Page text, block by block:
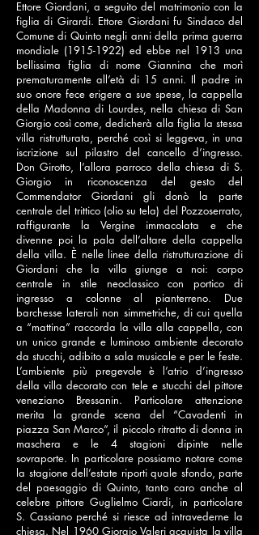
Ettore Giordani, a seguito del matrimonio con la
figlia di Girardi. Ettore Giordani fu Sindaco del
Comune di Quinto negli anni della prima guerra
mondiale (1915-1922) ed ebbe nel 1913 una
bellissima figlia di nome Giannina che morì
prematuramente all’età di 15 anni. Il padre in
suo onore fece erigere a sue spese, la cappella
della Madonna di Lourdes, nella chiesa di San
Giorgio così come, dedicherà alla figlia la stessa
villa ristrutturata, perché così si leggeva, in una
iscrizione sul pilastro del cancello d’ingresso.
Don Girotto, l’allora parroco della chiesa di S.
Giorgio in riconoscenza del gesto del
Commendator Giordani gli donò la parte
centrale del trittico (olio su tela) del Pozzoserrato,
raffigurante la Vergine immacolata e che
divenne poi la pala dell’altare della cappella
della villa. È nelle linee della ristrutturazione di
Giordani che la villa giunge a noi: corpo
centrale in stile neoclassico con portico di
ingresso a colonne al pianterreno. Due
barchesse laterali non simmetriche, di cui quella
a “mattina” raccorda la villa alla cappella, con
un unico grande e luminoso ambiente decorato
da stucchi, adibito a sala musicale e per le feste.
L’ambiente più pregevole è l’atrio d’ingresso
della villa decorato con tele e stucchi del pittore
veneziano Bressanin. Particolare attenzione
merita la grande scena del “Cavadenti in
piazza San Marco”, il piccolo ritratto di donna in
maschera e le 4 stagioni dipinte nelle
sovraporte. In particolare possiamo notare come
la stagione dell’estate riporti quale sfondo, parte
del paesaggio di Quinto, tanto caro anche al
celebre pittore Guglielmo Ciardi, in particolare
S. Cassiano perché si riesce ad intravederne la
chiesa. Nel 1960 Giorgio Valeri acquista la villa